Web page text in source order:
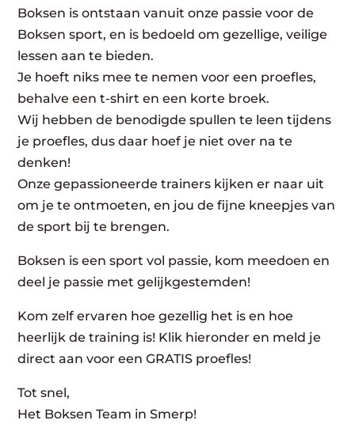
Boksen is ontstaan vanuit onze passie voor de
Boksen sport, en is bedoeld om gezellige, veilige
lessen aan te bieden.
Je hoeft niks mee te nemen voor een proefles,
behalve een t-shirt en een korte broek.
Wij hebben de benodigde spullen te leen tijdens
je proefles, dus daar hoef je niet over na te
denken!
Onze gepassioneerde trainers kijken er naar uit
om je te ontmoeten, en jou de fijne kneepjes van
de sport bij te brengen.
Boksen is een sport vol passie, kom meedoen en
deel je passie met gelijkgestemden!
Kom zelf ervaren hoe gezellig het is en hoe
heerlijk de training is! Klik hieronder en meld je
direct aan voor een GRATIS proefles!
Tot snel,
Het Boksen Team in Smerp!